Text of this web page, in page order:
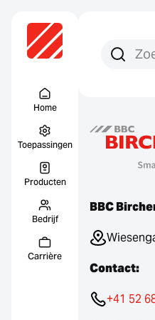
Home
Toepassingen
Producten
Bedrijf
Carrière
Zoeken:
Zoek
BBC
Contact:
+41 52